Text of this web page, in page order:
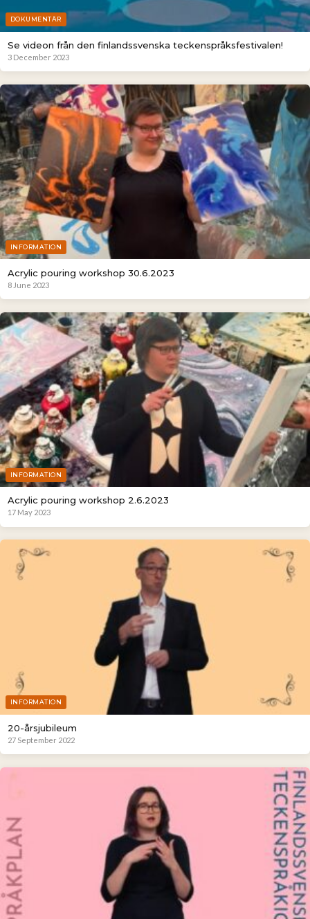
DOKUMENTÄR
Se videon från den finlandssvenska teckenspråksfestivalen!
3 December 2023
INFORMATION
Acrylic pouring workshop 30.6.2023
8 June 2023
INFORMATION
Acrylic pouring workshop 2.6.2023
17 May 2023
INFORMATION
20-årsjubileum
27 September 2022